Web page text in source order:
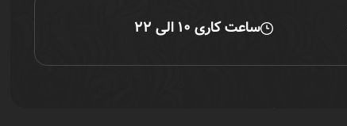
ساعت کاری ۱۰ الی ۲۲